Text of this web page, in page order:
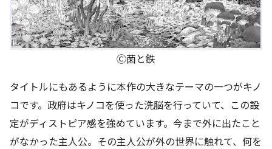
Ⓒ菌と鉄
タイトルにもあるように本作の大きなテーマの一つがキノ
コです。政府はキノコを使った洗脳を行っていて、この設
定がディストピア感を強めています。今まで外に出たこと
がなかった主人公。その主人公が外の世界に触れて、何を